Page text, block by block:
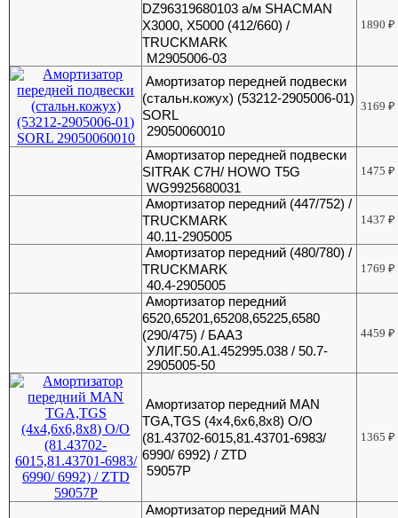
DZ96319680103 а/м SHACMAN
X3000, Х5000 (412/660) /
TRUCKMARK
M2905006-03
1890₽
Амортизатор передней подвески
(стальн.кожух) (53212-2905006-01)
SORL
29050060010
3169₽
Амортизатор передней подвески
SITRAK C7H/ HOWO T5G
WG9925680031
1475₽
Амортизатор передний (447/752) /
TRUCKMARK
40.11-2905005
1437₽
Амортизатор передний (480/780) /
TRUCKMARK
40.4-2905005
1769₽
Амортизатор передний
6520,65201,65208,65225,6580
(290/475) / БААЗ
УЛИГ.50.А1.452995.038 / 50.7-
2905005-50
4459₽
Амортизатор передний MAN
TGA,TGS (4x4,6х6,8x8) О/О
(81.43702-6015,81.43701-6983/
6990/ 6992) / ZTD
59057Р
1365₽
Амортизатор передний MAN